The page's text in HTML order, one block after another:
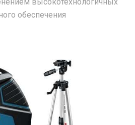
обеспечения